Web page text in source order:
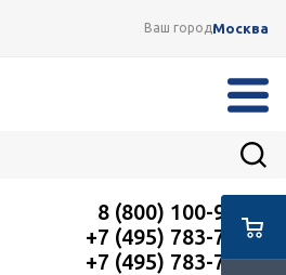
Ваш городМосква
8 (800) 100-91-12
+7 (495) 783-72-87
+7 (495) 783-72-87